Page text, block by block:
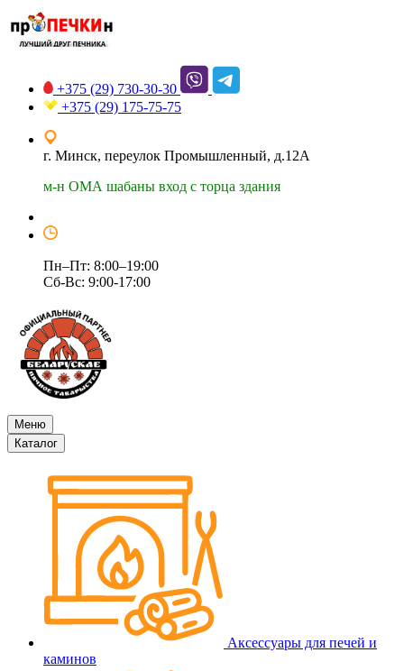
+375 (29) 730-30-30
+375 (29) 175-75-75
г. Минск, переулок Промышленный, д.12А
м-н ОМА шабаны вход с торца здания
Пн–Пт: 8:00–19:00
Сб-Вс: 9:00-17:00
Меню
Каталог
Аксессуары для печей и
каминов